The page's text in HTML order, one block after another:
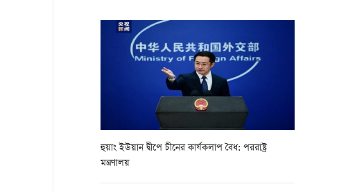
হুয়াং ইউয়ান দ্বীপে চীনের কার্যকলাপ বৈধ: পররাষ্ট্র
মন্ত্রণালয়